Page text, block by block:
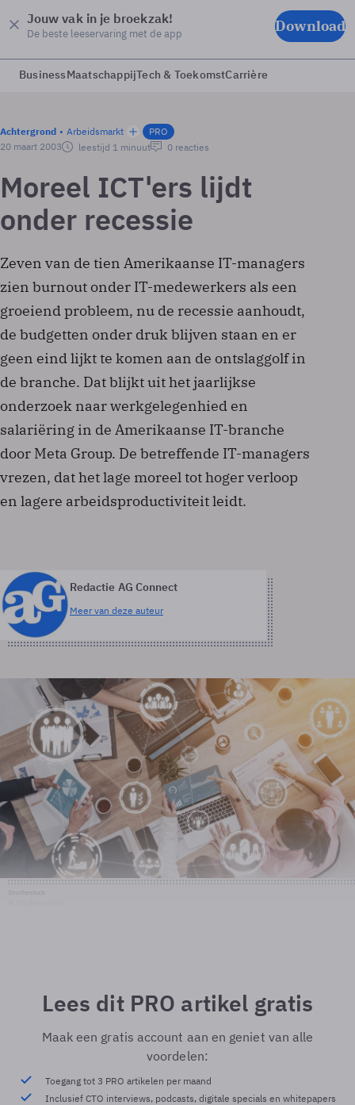
Jouw vak in je broekzak!
De beste leeservaring met de app Download
BusinessMaatschappijTech & ToekomstCarrière
Achtergrond Arbeidsmarkt
PRO
20 maart 2003
leestijd 1 minuut 0 reacties
Moreel ICT'ers lijdt
onder recessie
Zeven van de tien Amerikaanse IT-managers
zien burnout onder IT-medewerkers als een
groeiend probleem, nu de recessie aanhoudt,
de budgetten onder druk blijven staan en er
geen eind lijkt te komen aan de ontslaggolf in
de branche. Dat blijkt uit het jaarlijkse
onderzoek naar werkgelegenhied en
salariëring in de Amerikaanse IT-branche
door Meta Group. De betreffende IT-managers
vrezen, dat het lage moreel tot hoger verloop
en lagere arbeidsproductiviteit leidt.
Redactie AG Connect
Meer van deze auteur
Lees dit PRO artikel gratis
Maak een gratis account aan en geniet van alle
voordelen:
Toegang tot 3 PRO artikelen per maand
Inclusief CTO interviews, podcasts, digitale specials en whitepapers